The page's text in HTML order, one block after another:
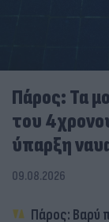
Πάρος: Τα
του
ύπαρξη
09.08.2026
Πάρος: Βαρύ